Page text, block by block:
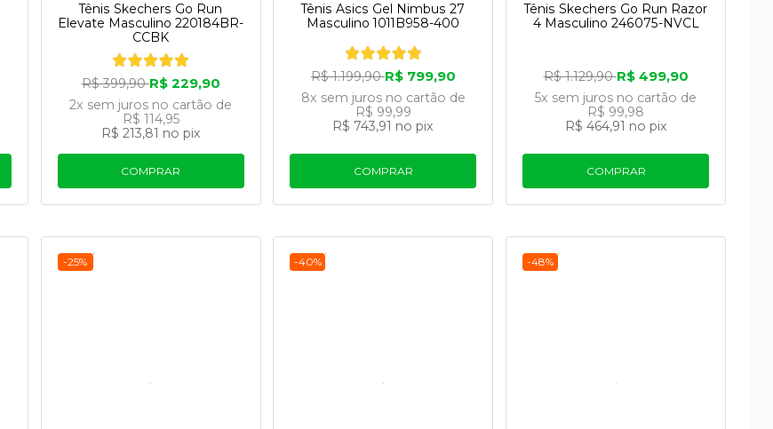
Tênis Skechers Go Run
Elevate Masculino 220184BR-
CCBK
R$ 399,90R$ 229,90
2x sem juros no cartão de
R$ 114,95
R$ 213,81 no pix
COMPRAR
Tênis Asics Gel Nimbus 27
Masculino 1011B958-400
R$ 1.199,90R$ 799,90
8x sem juros no cartão de
R$ 99,99
R$ 743,91 no pix
COMPRAR
Tênis Skechers Go Run Razor
4 Masculino 246075-NVCL
R$ 1.129,90R$ 499,90
5x sem juros no cartão de
R$ 99,98
R$ 464,91 no pix
COMPRAR
-25% -40% -48%